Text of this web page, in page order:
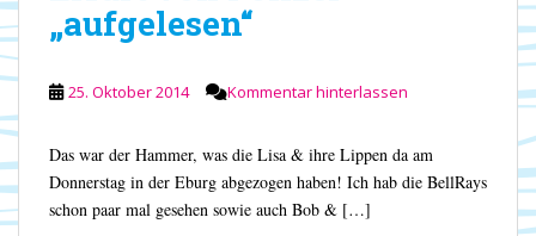
„aufgelesen“
25. Oktober 2014 Kommentar hinterlassen
Das war der Hammer, was die Lisa & ihre Lippen da am
Donnerstag in der Eburg abgezogen haben! Ich hab die BellRays
schon paar mal gesehen sowie auch Bob & […]